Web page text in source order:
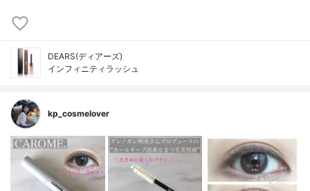
DEARS(ディアーズ)
インフィニティラッシュ
kp_cosmelover